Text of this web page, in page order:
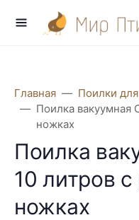
Главная
Поилки
Поилка вакуумная
ножках
Поилка
10 литров с
ножках